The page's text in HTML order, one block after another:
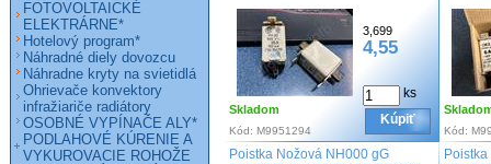
3,699
4,55
ks
Kúpiť
Skladom
Kód: M9951294 Kód:
Poistka Nožová NH000 gG
FOTOVOLTAICKÉ
ELEKTRÁRNE*
Hotelový program*
Náhradné diely dovozcu
Náhradne kryty na svietidlá
Ohrievače konvektory
infražiariče radiátory
OSOBNÉ VYPÍNAČE ALY*
PODLAHOVÉ KÚRENIE A
VYKUROVACIE ROHOŽE